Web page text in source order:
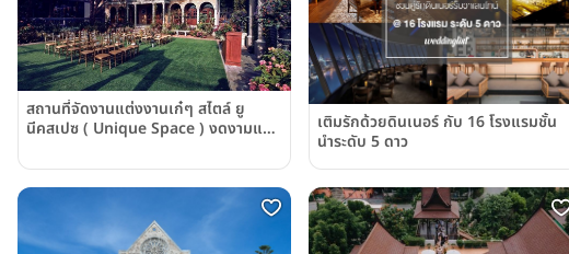
สถานที่จัดงานแต่งงานเก๋ๆ สไตล์ ยู
นีคสเปซ ( Unique Space ) งดงามและ
เติมรักด้วยดินเนอร์ กับ 16 โรงแรมชั้น
นำระดับ 5 ดาว